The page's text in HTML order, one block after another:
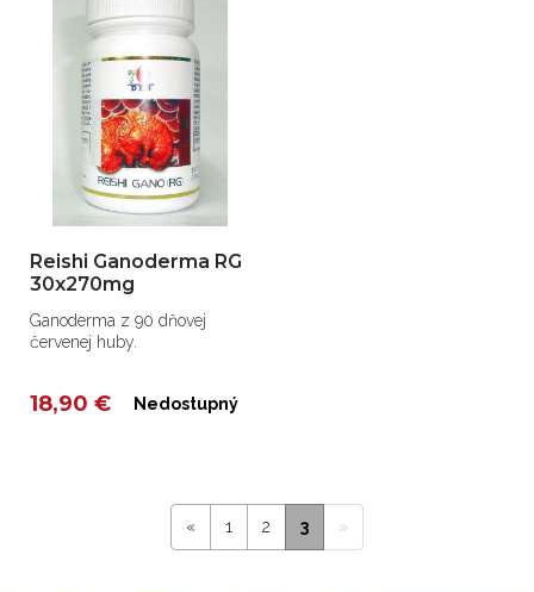
Reishi Ganoderma RG
30x270mg
Ganoderma z 90 dňovej
červenej huby.
18,90 € Nedostupný
« 1 2 3 »